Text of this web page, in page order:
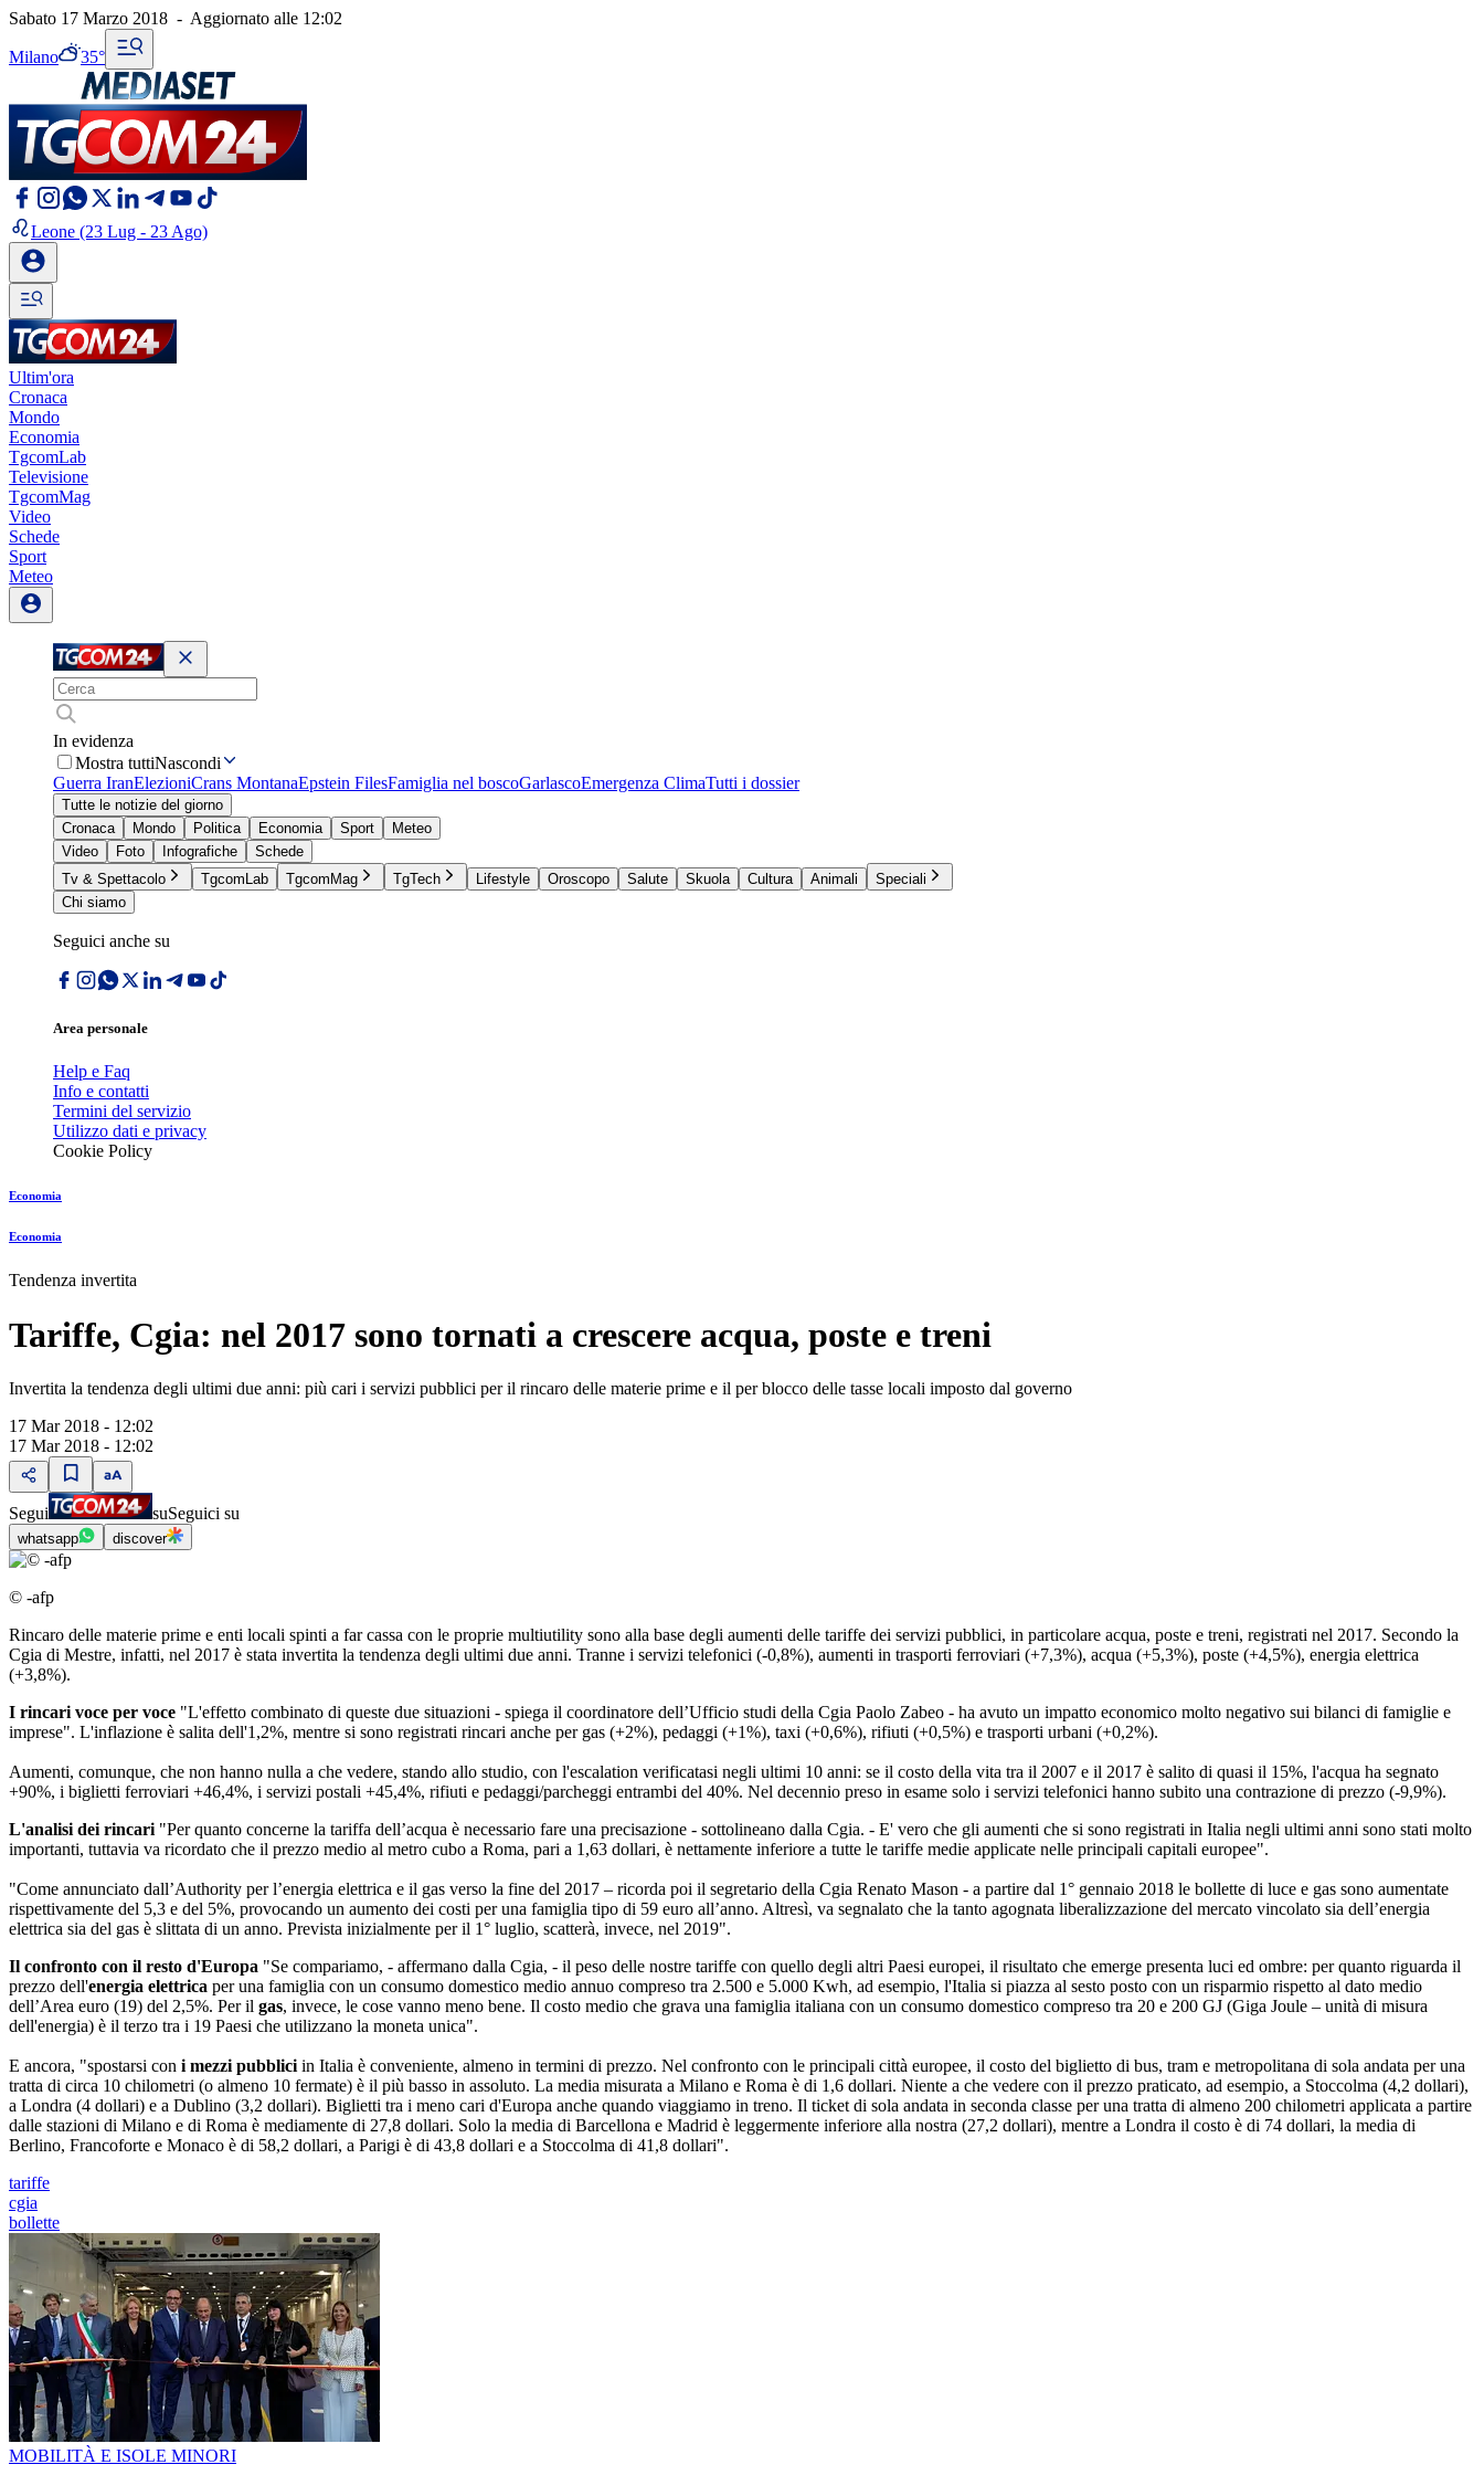
Sabato 17 Marzo 2018 - Aggiornato alle 12:02
Milano 35°
Leone (23 Lug - 23 Ago)
Ultim'ora
Cronaca
Mondo
Economia
TgcomLab
Televisione
TgcomMag
Video
Schede
Sport
Meteo
In evidenza
Mostra tuttiNascondi
Guerra IranElezioniCrans MontanaEpstein FilesFamiglia nel boscoGarlascoEmergenza ClimaTutti i dossier
Tutte le notizie del giorno
Cronaca
Mondo Politica Economia Sport
Meteo
Video
Foto Infografiche
Schede
Tv & Spettacolo
TgcomLab TgcomMag TgTech Lifestyle Oroscopo Salute Skuola Cultura Animali
Speciali
Chi siamo
Seguici anche su
Area personale
Help e Faq
Info e contatti
Termini del servizio
Utilizzo dati e privacy
Cookie Policy
Economia
Economia
Tendenza invertita
Tariffe, Cgia: nel 2017 sono tornati a crescere acqua, poste e treni
Invertita la tendenza degli ultimi due anni: più cari i servizi pubblici per il rincaro delle materie prime e il per blocco delle tasse locali imposto dal governo
17 Mar 2018 - 12:02
17 Mar 2018 - 12:02
Segui suSeguici su
whatsapp discover
© -afp
Rincaro delle materie prime e enti locali spinti a far cassa con le proprie multiutility sono alla base degli aumenti delle tariffe dei servizi pubblici, in particolare acqua, poste e treni, registrati nel 2017. Secondo la
Cgia di Mestre, infatti, nel 2017 è stata invertita la tendenza degli ultimi due anni. Tranne i servizi telefonici (-0,8%), aumenti in trasporti ferroviari (+7,3%), acqua (+5,3%), poste (+4,5%), energia elettrica
(+3,8%).
I rincari voce per voce "L'effetto combinato di queste due situazioni - spiega il coordinatore dell’Ufficio studi della Cgia Paolo Zabeo - ha avuto un impatto economico molto negativo sui bilanci di famiglie e
imprese". L'inflazione è salita dell'1,2%, mentre si sono registrati rincari anche per gas (+2%), pedaggi (+1%), taxi (+0,6%), rifiuti (+0,5%) e trasporti urbani (+0,2%).
Aumenti, comunque, che non hanno nulla a che vedere, stando allo studio, con l'escalation verificatasi negli ultimi 10 anni: se il costo della vita tra il 2007 e il 2017 è salito di quasi il 15%, l'acqua ha segnato
+90%, i biglietti ferroviari +46,4%, i servizi postali +45,4%, rifiuti e pedaggi/parcheggi entrambi del 40%. Nel decennio preso in esame solo i servizi telefonici hanno subito una contrazione di prezzo (-9,9%).
L'analisi dei rincari "Per quanto concerne la tariffa dell’acqua è necessario fare una precisazione - sottolineano dalla Cgia. - E' vero che gli aumenti che si sono registrati in Italia negli ultimi anni sono stati molto
importanti, tuttavia va ricordato che il prezzo medio al metro cubo a Roma, pari a 1,63 dollari, è nettamente inferiore a tutte le tariffe medie applicate nelle principali capitali europee".
"Come annunciato dall’Authority per l’energia elettrica e il gas verso la fine del 2017 – ricorda poi il segretario della Cgia Renato Mason - a partire dal 1° gennaio 2018 le bollette di luce e gas sono aumentate
rispettivamente del 5,3 e del 5%, provocando un aumento dei costi per una famiglia tipo di 59 euro all’anno. Altresì, va segnalato che la tanto agognata liberalizzazione del mercato vincolato sia dell’energia
elettrica sia del gas è slittata di un anno. Prevista inizialmente per il 1° luglio, scatterà, invece, nel 2019".
Il confronto con il resto d'Europa "Se compariamo, - affermano dalla Cgia, - il peso delle nostre tariffe con quello degli altri Paesi europei, il risultato che emerge presenta luci ed ombre: per quanto riguarda il
prezzo dell'energia elettrica per una famiglia con un consumo domestico medio annuo compreso tra 2.500 e 5.000 Kwh, ad esempio, l'Italia si piazza al sesto posto con un risparmio rispetto al dato medio
dell’Area euro (19) del 2,5%. Per il gas, invece, le cose vanno meno bene. Il costo medio che grava una famiglia italiana con un consumo domestico compreso tra 20 e 200 GJ (Giga Joule – unità di misura
dell'energia) è il terzo tra i 19 Paesi che utilizzano la moneta unica".
E ancora, "spostarsi con i mezzi pubblici in Italia è conveniente, almeno in termini di prezzo. Nel confronto con le principali città europee, il costo del biglietto di bus, tram e metropolitana di sola andata per una
tratta di circa 10 chilometri (o almeno 10 fermate) è il più basso in assoluto. La media misurata a Milano e Roma è di 1,6 dollari. Niente a che vedere con il prezzo praticato, ad esempio, a Stoccolma (4,2 dollari),
a Londra (4 dollari) e a Dublino (3,2 dollari). Biglietti tra i meno cari d'Europa anche quando viaggiamo in treno. Il ticket di sola andata in seconda classe per una tratta di almeno 200 chilometri applicata a partire
dalle stazioni di Milano e di Roma è mediamente di 27,8 dollari. Solo la media di Barcellona e Madrid è leggermente inferiore alla nostra (27,2 dollari), mentre a Londra il costo è di 74 dollari, la media di
Berlino, Francoforte e Monaco è di 58,2 dollari, a Parigi è di 43,8 dollari e a Stoccolma di 41,8 dollari".
tariffe
cgia
bollette
MOBILITÀ E ISOLE MINORI